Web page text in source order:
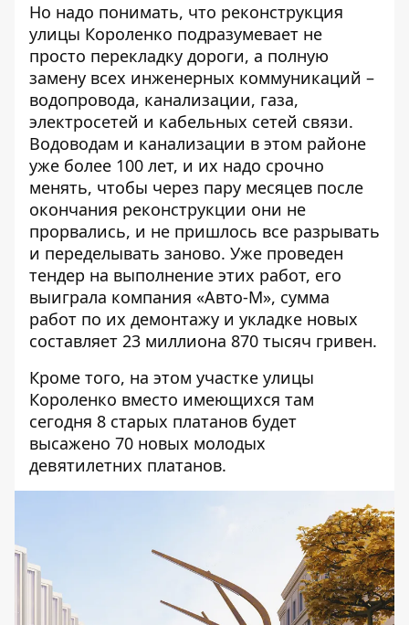
Но надо понимать, что реконструкция
улицы Короленко подразумевает не
просто перекладку дороги, а полную
замену всех инженерных коммуникаций –
водопровода, канализации, газа,
электросетей и кабельных сетей связи.
Водоводам и канализации в этом районе
уже более 100 лет, и их надо срочно
менять, чтобы через пару месяцев после
окончания реконструкции они не
прорвались, и не пришлось все разрывать
и переделывать заново. Уже проведен
тендер на выполнение этих работ, его
выиграла компания «Авто-М», сумма
работ по их демонтажу и укладке новых
составляет 23 миллиона 870 тысяч гривен.
Кроме того, на этом участке улицы
Короленко вместо имеющихся там
сегодня 8 старых платанов будет
высажено 70 новых молодых
девятилетних платанов.